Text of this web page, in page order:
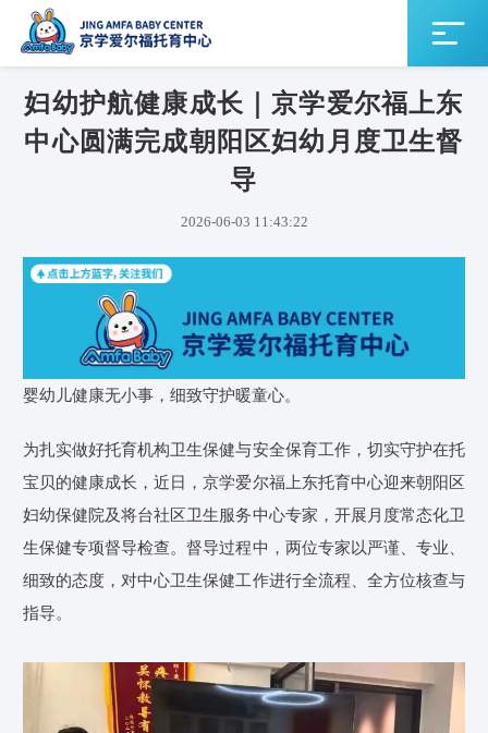
妇幼护航健康成长｜京学爱尔福上东
中心圆满完成朝阳区妇幼月度卫生督
导
2026-06-03 11:43:22
婴幼儿健康无小事，细致守护暖童心。
为扎实做好托育机构卫生保健与安全保育工作，切实守护在托
宝贝的健康成长，近日，京学爱尔福上东托育中心迎来朝阳区
妇幼保健院及将台社区卫生服务中心专家，开展月度常态化卫
生保健专项督导检查。督导过程中，两位专家以严谨、专业、
细致的态度，对中心卫生保健工作进行全流程、全方位核查与
指导。